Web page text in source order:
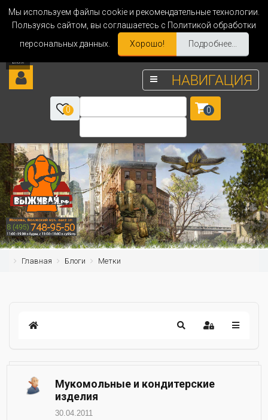
Мы используем файлы cookie и рекомендательные технологии.
Пользуясь сайтом, вы соглашаетесь с Политикой обработки
персональных данных.
Хорошо! Подробнее...
НАВИГАЦИЯ
0 0
Главная Блоги Метки
Мукомольные и кондитерские
изделия
30.04.2011